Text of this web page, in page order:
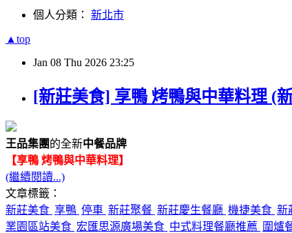
個人分類： 新北市
▲top
Jan 08 Thu 2026 23:25
[新莊美食] 享鴨 烤鴨與中華料理 (
王品集團的全新中餐品牌
【享鴨 烤鴨與中華料理】
(繼續閱讀...)
文章標籤：
新莊美食 享鴨 停車 新莊聚餐 新莊慶生餐廳 機捷美食 新
業園區站美食 宏匯思源廣場美食 中式料理餐廳推薦 圍爐